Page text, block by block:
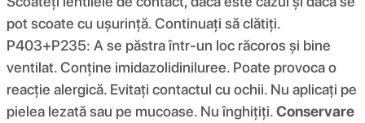
pot scoate cu ușurință. Continuați să clătiți.
P403+P235: A se păstra într-un loc răcoros și bine
ventilat. Conține imidazolidiniluree. Poate provoca o
reacție alergică. Evitați contactul cu ochii. Nu aplicați pe
pielea lezată sau pe mucoase. Nu înghițiți.Conservare